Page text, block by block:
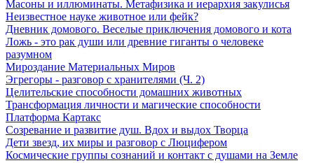
Масоны и иллюминаты. Метафизика и иерархия закулисья
Неизвестное науке животное или фейк?
Дневник домового. Веселые приключения домового и кота
Ложь - это рак души или древние гиганты о человеке
разумном
Мироздание Материальных Миров
Эгрегоры - разговор с хранителями (Ч. 2)
Целительские способности домашних животных
Трансформация личности и магические способности
Платформа Картакс
Созревание и развитие душ. Вдох и выдох Творца
Дети звезд, их миры и разговор с Люцифером
Космические группы сознаний и контакт с душами на Земле